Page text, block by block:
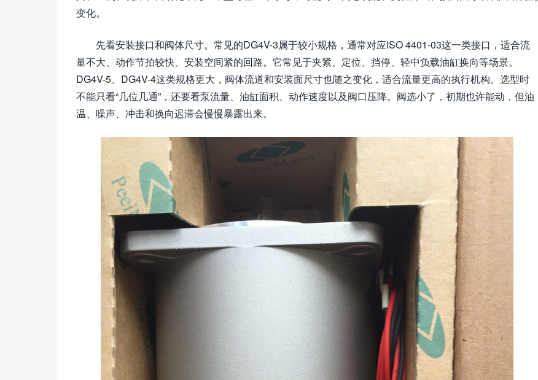
变化。
先看安装接口和阀体尺寸。常见的DG4V-3属于较小规格，通常对应ISO 4401-03这一类接口，适合流
量不大、动作节拍较快、安装空间紧的回路。它常见于夹紧、定位、挡停、轻中负载油缸换向等场景。
DG4V-5、DG4V-4这类规格更大，阀体流道和安装面尺寸也随之变化，适合流量更高的执行机构。选型时
不能只看“几位几通”，还要看泵流量、油缸面积、动作速度以及阀口压降。阀选小了，初期也许能动，但油
温、噪声、冲击和换向迟滞会慢慢暴露出来。